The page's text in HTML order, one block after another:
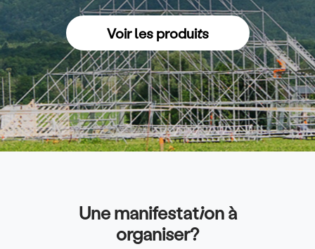
Voir les produits
TexteUne manifestation à
organiser?